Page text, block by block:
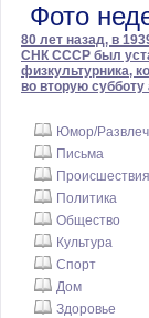
Фото
80 лет назад, в
СНК СССР был
физкультурника,
во вторую субботу
Юмор/
Письма
Происшествия
Политика
Общество
Культура
Спорт
Дом
Здоровье